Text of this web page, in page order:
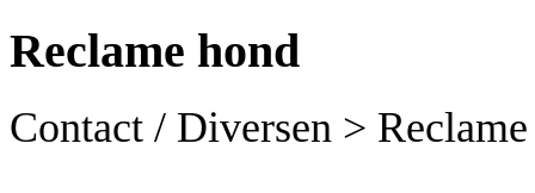
Reclame hond
Contact / Diversen > Reclame